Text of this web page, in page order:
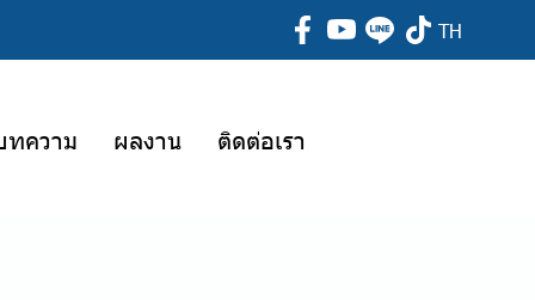
TH
ทความ ผลงาน ติดต่อเรา